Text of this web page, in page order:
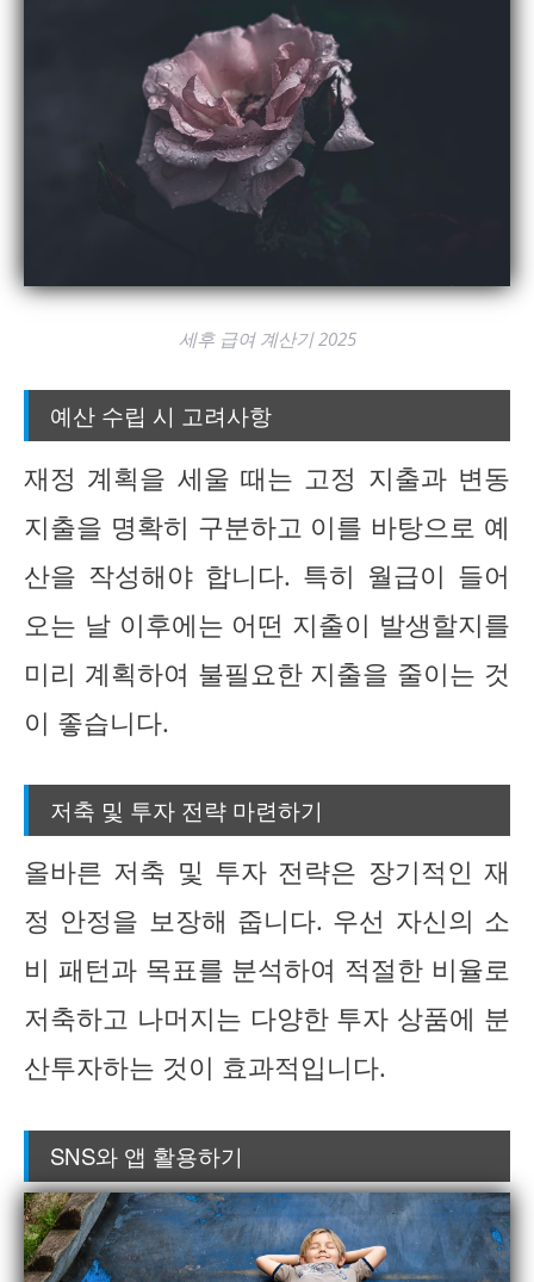
세후 급여 계산기 2025
예산 수립 시 고려사항
재정 계획을 세울 때는 고정 지출과 변동
지출을 명확히 구분하고 이를 바탕으로 예
산을 작성해야 합니다. 특히 월급이 들어
오는 날 이후에는 어떤 지출이 발생할지를
미리 계획하여 불필요한 지출을 줄이는 것
이 좋습니다.
저축 및 투자 전략 마련하기
올바른 저축 및 투자 전략은 장기적인 재
정 안정을 보장해 줍니다. 우선 자신의 소
비 패턴과 목표를 분석하여 적절한 비율로
저축하고 나머지는 다양한 투자 상품에 분
산투자하는 것이 효과적입니다.
SNS와 앱 활용하기